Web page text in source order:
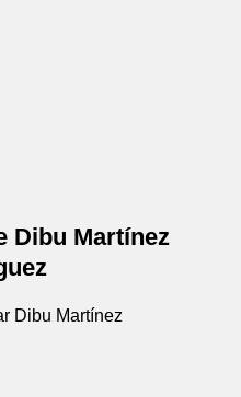
Dibu Martínez